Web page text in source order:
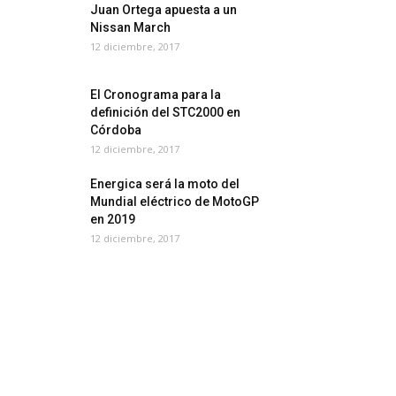
Juan Ortega apuesta a un
Nissan March
12 diciembre, 2017
El Cronograma para la
definición del STC2000 en
Córdoba
12 diciembre, 2017
Energica será la moto del
Mundial eléctrico de MotoGP
en 2019
12 diciembre, 2017